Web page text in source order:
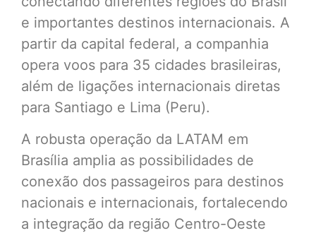
e importantes destinos internacionais. A
partir da capital federal, a companhia
opera voos para 35 cidades brasileiras,
além de ligações internacionais diretas
para Santiago e Lima (Peru).
A robusta operação da LATAM em
Brasília amplia as possibilidades de
conexão dos passageiros para destinos
nacionais e internacionais, fortalecendo
a integração da região Centro-Oeste